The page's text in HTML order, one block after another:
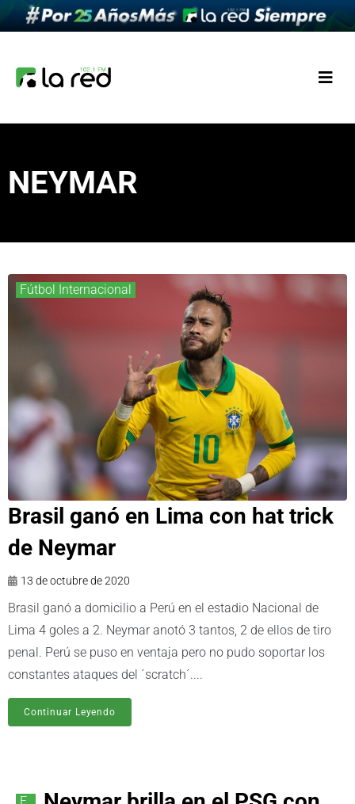
NEYMAR
Fútbol Internacional
Brasil ganó en Lima con hat trick
de Neymar
13 de octubre de 2020
Brasil ganó a domicilio a Perú en el estadio Nacional de
Lima 4 goles a 2. Neymar anotó 3 tantos, 2 de ellos de tiro
penal. Perú se puso en ventaja pero no pudo soportar los
constantes ataques del ´scratch´....
Continuar Leyendo
F